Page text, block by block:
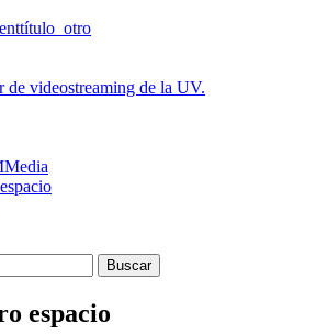
título_otro
videostreaming de la UV.
espacio